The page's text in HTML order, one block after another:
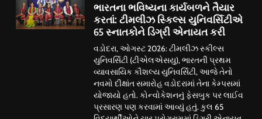
ભારતના ભવિષ્યના કાર્યબળને તૈયાર
કરતાં: ટીમલીઝ સ્કિલ્સ યુનિવર્સિટીએ
65 સ્નાતકોને ડિગ્રી એનાયત કરી
વડોદરા, ઓગસ્ટ 2026: ટીમલીઝ સ્કીલ્સ
યુનિવર્સિટી (ટીએલએસયુ), ભારતની પ્રથમ
વ્યાવસાયિક કૌશલ્ય યુનિવર્સિટી, આજે તેનો
નવમો દીક્ષાંત સમારોહ વડોદરામાં તેના કેમ્પસમાં
યોજાયો હતો. કોન્વોકેશનનું ફેસબુક પર લાઈવ
પ્રસારણ પણ કરવામાં આવ્યું હતું. કુલ 65